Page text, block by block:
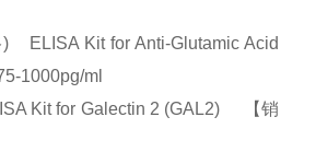
Kit for Anti-Glutamic Acid
1000pg/ml
Kit for Galectin 2 (GAL2) 【销